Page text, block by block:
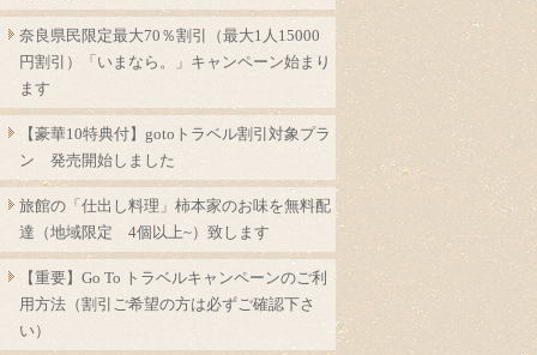
奈良県民限定最大70％割引（最大1人15000
円割引）「いまなら。」キャンペーン始まり
ます
【豪華10特典付】gotoトラベル割引対象プラ
ン 発売開始しました
旅館の「仕出し料理」柿本家のお味を無料配
達（地域限定 4個以上~）致します
【重要】Go To トラベルキャンペーンのご利
用方法（割引ご希望の方は必ずご確認下さ
い）